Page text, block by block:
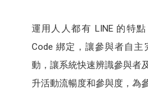
運用人人都有 LINE 的特
Code 綁定，讓參與者自
動，讓系統快速辨識參與者
升活動流暢度和參與度，為